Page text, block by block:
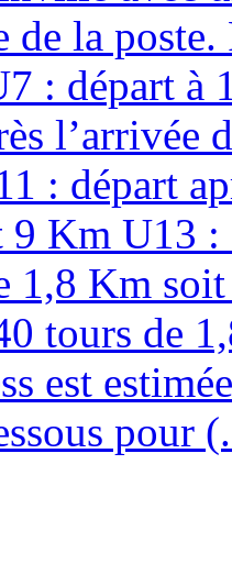
de la
: départ à
l’arrivée
: départ
Km U13 :
1,8 Km
tours de
est
pour